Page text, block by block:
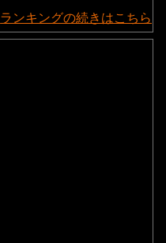
ランキングの続きはこちら